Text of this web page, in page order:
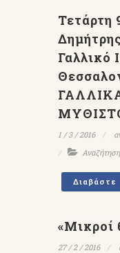
Τετάρτη
Γαλλικό
1 / 3 / 2016
Αναζήτηση
Διαβάστε
«Μικροί
27 / 2 / 2016